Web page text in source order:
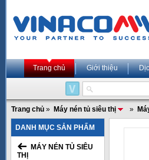
Trang chủ Giới thiệu
Trang chủ » Máy nén tủ siêu thị »
DANH MỤC SẢN PHẨM
MÁY NÉN TỦ SIÊU
THỊ